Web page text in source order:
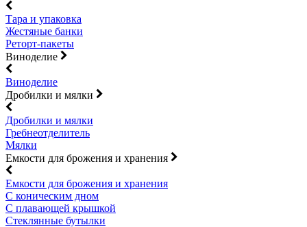
Тара и упаковка
Жестяные банки
Реторт-пакеты
Виноделие
Виноделие
Дробилки и мялки
Дробилки и мялки
Гребнеотделитель
Мялки
Емкости для брожения и хранения
Емкости для брожения и хранения
С коническим дном
С плавающей крышкой
Стеклянные бутылки